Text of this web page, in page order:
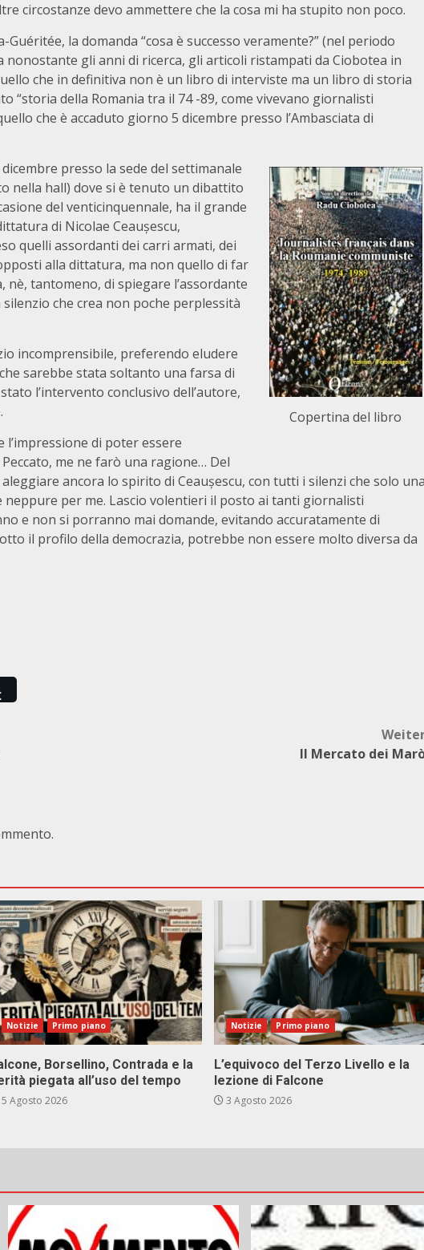
circostanze devo ammettere che la cosa mi ha stupito non poco.
la domanda “cosa è successo veramente?” (nel periodo
gli anni di ricerca, gli articoli ristampati da Ciobotea in
che in definitiva non è un libro di interviste ma un libro di storia
“storia della Romania tra il 74 -89, come vivevano giornalisti
che è accaduto giorno 5 dicembre presso l’Ambasciata di
Copertina del libro
presso la sede del settimanale
nella hall) dove si è tenuto un dibattito
del venticinquennale, ha il grande
di Nicolae Ceaușescu,
quelli assordanti dei carri armati, dei
alla dittatura, ma non quello di far
tantomeno, di spiegare l’assordante
che crea non poche perplessità
incomprensibile, preferendo eludere
sarebbe stata soltanto una farsa di
l’intervento conclusivo dell’autore,
l’impressione di poter essere
me ne farò una ragione… Del
ancora lo spirito di Ceaușescu, con tutti i silenzi che solo
per me. Lascio volentieri il posto ai tanti giornalisti
e non si porranno mai domande, evitando accuratamente di
il profilo della democrazia, potrebbe non essere molto diversa da
Il Mercato dei
Notizie Primo piano
Borsellino, Contrada e la
piegata all’uso del tempo
5 Agosto 2026
Notizie Primo piano
L’equivoco del Terzo Livello e la
lezione di Falcone
3 Agosto 2026